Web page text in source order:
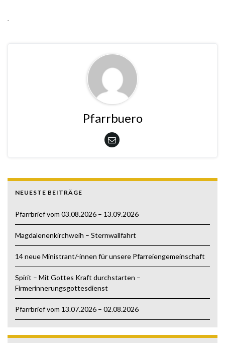
Pfarrbuero
NEUESTE BEITRÄGE
Pfarrbrief vom 03.08.2026 – 13.09.2026
Magdalenenkirchweih – Sternwallfahrt
14 neue Ministrant/-innen für unsere Pfarreiengemeinschaft
Spirit – Mit Gottes Kraft durchstarten –
Firmerinnerungsgottesdienst
Pfarrbrief vom 13.07.2026 – 02.08.2026